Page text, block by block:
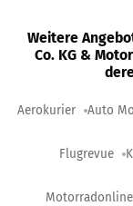
Weitere
Co. KG &
Aerokurier Auto
Flugrevue
Motorradonline